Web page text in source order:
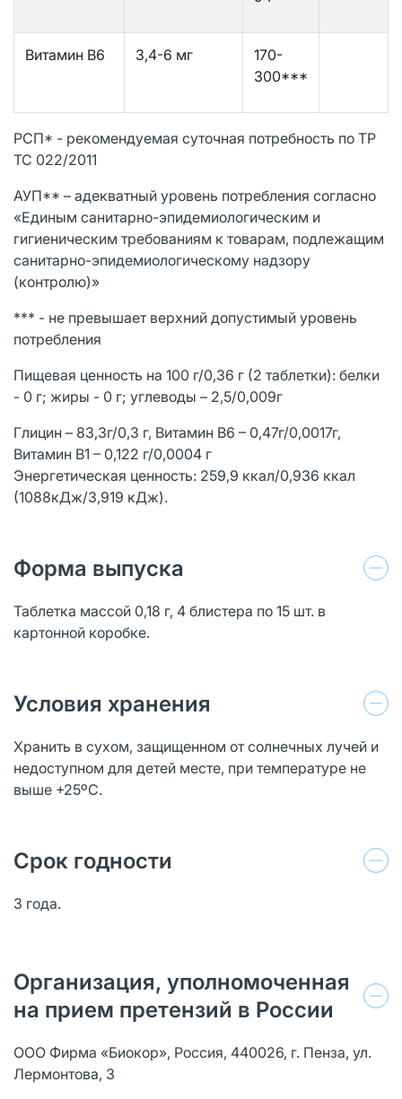
Витамин В6 3,4-6 мг
170-
300***
РСП* - рекомендуемая суточная потребность по ТР
ТС 022/2011
АУП** – адекватный уровень потребления согласно
«Единым санитарно-эпидемиологическим и
гигиеническим требованиям к товарам, подлежащим
санитарно-эпидемиологическому надзору
(контролю)»
*** - не превышает верхний допустимый уровень
потребления
Пищевая ценность на 100 г/0,36 г (2 таблетки): белки
- 0 г; жиры - 0 г; углеводы – 2,5/0,009г
Глицин – 83,3г/0,3 г, Витамин В6 – 0,47г/0,0017г,
Витамин В1 – 0,122 г/0,0004 г
Энергетическая ценность: 259,9 ккал/0,936 ккал
(1088кДж/3,919 кДж).
Форма выпуска
Таблетка массой 0,18 г, 4 блистера по 15 шт. в
картонной коробке.
Условия хранения
Хранить в сухом, защищенном от солнечных лучей и
недоступном для детей месте, при температуре не
выше +25ºС.
Срок годности
3 года.
Организация, уполномоченная
на прием претензий в России
ООО Фирма «Биокор», Россия, 440026, г. Пенза, ул.
Лермонтова, 3